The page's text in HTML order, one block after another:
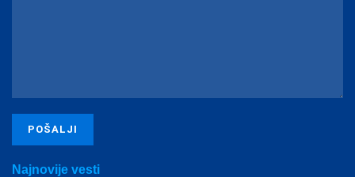
Najnovije vesti